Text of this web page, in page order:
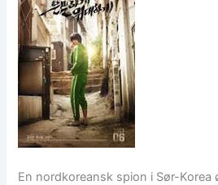
En nordkoreansk spion i Sør-Korea